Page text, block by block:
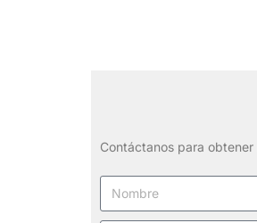
Contáctanos para